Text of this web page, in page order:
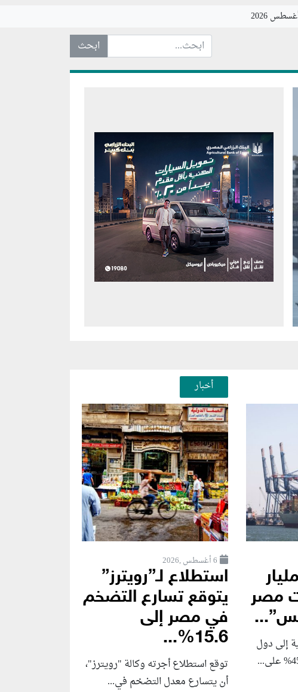
ابحث عن... :
تجاوزت 13.7 مليار
مصر
إلى دول
أخبار
6 أغسطس ,2026
استطلاع لـ”رويترز”
يتوقع تسارع التضخم
في مصر إلى
15.6%...
توقع استطلاع أجرته وكالة "رويترز"،
أن يتسارع ‌معدل التضخم في...